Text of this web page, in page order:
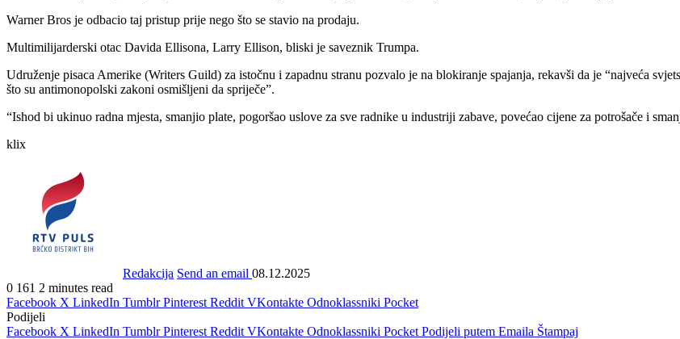
Warner Bros je odbacio taj pristup prije nego što se stavio na prodaju.
Multimilijarderski otac Davida Ellisona, Larry Ellison, bliski je saveznik Trumpa.
Udruženje pisaca Amerike (Writers Guild) za istočnu i zapadnu stranu pozvalo je na blokiranje spajanja, rekavši da je “najveća
što su antimonopolski zakoni osmišljeni da spriječe”.
“Ishod bi ukinuo radna mjesta, smanjio plate, pogoršao uslove za sve radnike u industriji zabave, povećao cijene za potrošače i
klix
Redakcija Send an email 08.12.2025
0 161 2 minutes read
Facebook X LinkedIn Tumblr Pinterest Reddit VKontakte Odnoklassniki Pocket
Podijeli
Facebook X LinkedIn Tumblr Pinterest Reddit VKontakte Odnoklassniki Pocket Podijeli putem Emaila Štampaj